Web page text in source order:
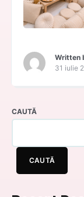
Written
31 iulie
CAUTĂ
CAUTĂ